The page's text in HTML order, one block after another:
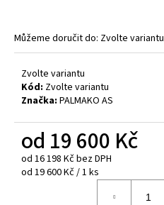
Můžeme doručit do: Zvolte variantu
Zvolte variantu
Kód: Zvolte variantu
Značka: PALMAKO AS
od 19 600 Kč
od 16 198 Kčbez DPH
Měrná
od 19 600 Kč / 1 ks
o
p
o
e
m